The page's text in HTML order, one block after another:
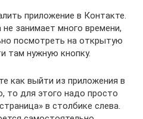
приложение в Контакте.
занимает много времени,
посмотреть на открытую
там нужную кнопку.
как выйти из приложения в
то для этого надо просто
в столбике слева.